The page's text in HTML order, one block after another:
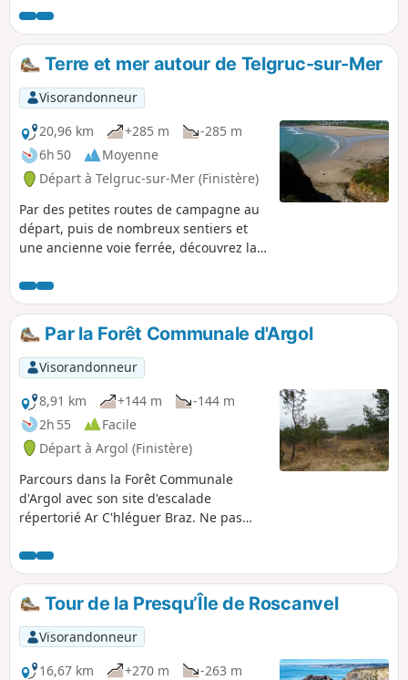
Landévennec.
Terre et mer autour de Telgruc-sur-Mer
Visorandonneur
20,96 km
+285 m
-285 m
6h 50
Moyenne
Départ à Telgruc-sur-Mer (Finistère)
Par des petites routes de campagne au
départ, puis de nombreux sentiers et
une ancienne voie ferrée, découvrez la
Prolongez pour atteindre la plage de
Trez Bellec et le sentier côtier de retour
pour apprécier le versant bord de mer.
En chemin, vous pourrez admirer
l'imposant dolmen de Pen ar Run, le
pont du Launay à double niveau et le
moulin restauré de Luzéoc.
Par la Forêt Communale d'Argol
Visorandonneur
8,91 km
+144 m
-144 m
2h 55
Facile
Départ à Argol (Finistère)
Parcours dans la Forêt Communale
d'Argol avec son site d'escalade
répertorié Ar C'hléguer Braz. Ne pas
triomphal pour accéder à la visite de
l'église d'Argol, le jardin de l'ancien
presbytère ainsi que la parc des jeux
bretons.Tour de la Presqu’Île de Roscanvel
Visorandonneur
16,67 km
+270 m
-263 m